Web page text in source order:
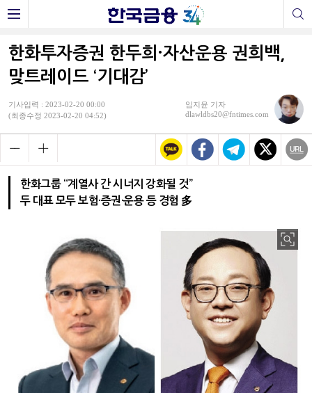
한화투자증권 한두희·자산운용 권희백,
맞트레이드 ‘기대감’
기사입력 : 2023-02-20 00:00
(최종수정 2023-02-20 04:52)
임지윤 기자
dlawldbs20@fntimes.com
한화그룹 “계열사 간 시너지 강화될 것”
두 대표 모두 보험·증권·운용 등 경험 多